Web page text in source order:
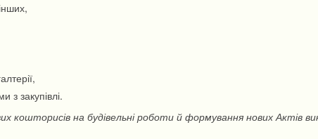
з закупівлі.
кошторисів на будівельні роботи й формування нових Актів